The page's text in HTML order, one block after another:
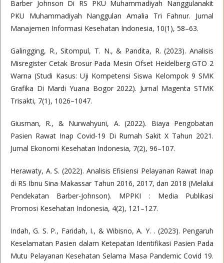
Barber Johnson Di RS PKU Muhammadiyah Nanggulanakit
PKU Muhammadiyah Nanggulan Amalia Tri Fahnur. Jurnal
Manajemen Informasi Kesehatan Indonesia, 10(1), 58–63.
Galingging, R., Sitompul, T. N., & Pandita, R. (2023). Analisis
Misregister Cetak Brosur Pada Mesin Ofset Heidelberg GTO 2
Warna (Studi Kasus: Uji Kompetensi Siswa Kelompok 9 SMK
Grafika Di Mardi Yuana Bogor 2022). Jurnal Magenta STMK
Trisakti, 7(1), 1026–1047.
Giusman, R., & Nurwahyuni, A. (2022). Biaya Pengobatan
Pasien Rawat Inap Covid-19 Di Rumah Sakit X Tahun 2021.
Jurnal Ekonomi Kesehatan Indonesia, 7(2), 96–107.
Herawaty, A. S. (2022). Analisis Efisiensi Pelayanan Rawat Inap
di RS Ibnu Sina Makassar Tahun 2016, 2017, dan 2018 (Melalui
Pendekatan Barber-Johnson). MPPKI : Media Publikasi
Promosi Kesehatan Indonesia, 4(2), 121–127.
Indah, G. S. P., Faridah, I., & Wibisno, A. Y. . (2023). Pengaruh
Keselamatan Pasien dalam Ketepatan Identifikasi Pasien Pada
Mutu Pelayanan Kesehatan Selama Masa Pandemic Covid 19.